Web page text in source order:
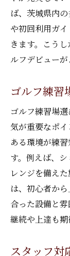
ば、茨城県内
や初回利用ガ
きます。こう
ルフデビューが
ゴルフ練習
ゴルフ練習場
気が重要なポ
ある環境が練
す。例えば、
レンジを備え
は、初心者か
合った設備と
継続や上達も期
スタッフ対